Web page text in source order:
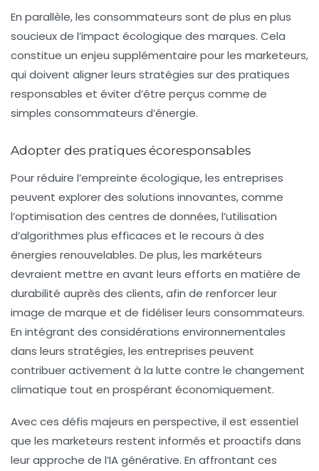
En parallèle, les consommateurs sont de plus en plus
soucieux de l’impact écologique des marques. Cela
constitue un enjeu supplémentaire pour les marketeurs,
qui doivent aligner leurs stratégies sur des pratiques
responsables et éviter d’être perçus comme de
simples consommateurs d’énergie.
Adopter des pratiques écoresponsables
Pour réduire l’empreinte écologique, les entreprises
peuvent explorer des solutions innovantes, comme
l’optimisation des centres de données, l’utilisation
d’algorithmes plus efficaces et le recours à des
énergies renouvelables. De plus, les markéteurs
devraient mettre en avant leurs efforts en matière de
durabilité auprès des clients, afin de renforcer leur
image de marque et de fidéliser leurs consommateurs.
En intégrant des considérations environnementales
dans leurs stratégies, les entreprises peuvent
contribuer activement à la lutte contre le changement
climatique tout en prospérant économiquement.
Avec ces défis majeurs en perspective, il est essentiel
que les marketeurs restent informés et proactifs dans
leur approche de l’IA générative. En affrontant ces